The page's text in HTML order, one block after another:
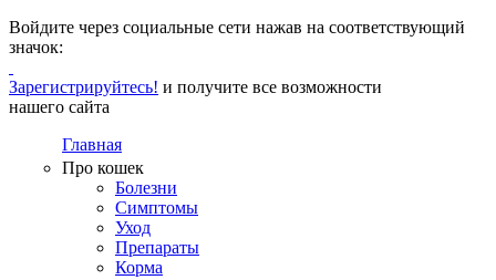
Войдите через социальные сети нажав на соответствующий
значок:
Зарегистрируйтесь! и получите все возможности
нашего сайта
Главная
Про кошек
Болезни
Симптомы
Уход
Препараты
Корма